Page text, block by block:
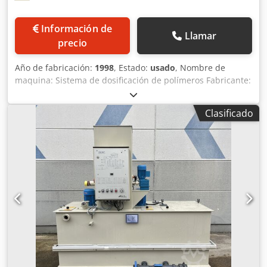
Información de
precio
Llamar
Año de fabricación: 1998, Estado: usado, Nombre de
maquina: Sistema de dosificación de polímeros Fabricante:
PRO-ENTEC Tipo: RM2 Año de fabricación: 1998 Crodpfexa
Atqex Ac Tef Producción / dosificación de: Polímero líquido
Potencia: 2 - 30 L/h Control: Si Dimensiones: Largo 1150 x
ancho 600 x alto 1600 mm Peso en vacío: 100 kg
Documentación técnica: No Condición: Usado Precio: Bajo
demanda
Clasificado